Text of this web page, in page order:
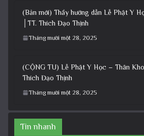
(Bản mới) Thầy hướng dẫn Lễ Phật Y
│TT. Thích Đạo Thịnh
Tháng mười một 28, 2025
(CỘNG TU) Lễ Phật Y Học – Thân
Thích Đạo Thịnh
Tháng mười một 28, 2025
Tin nhanh